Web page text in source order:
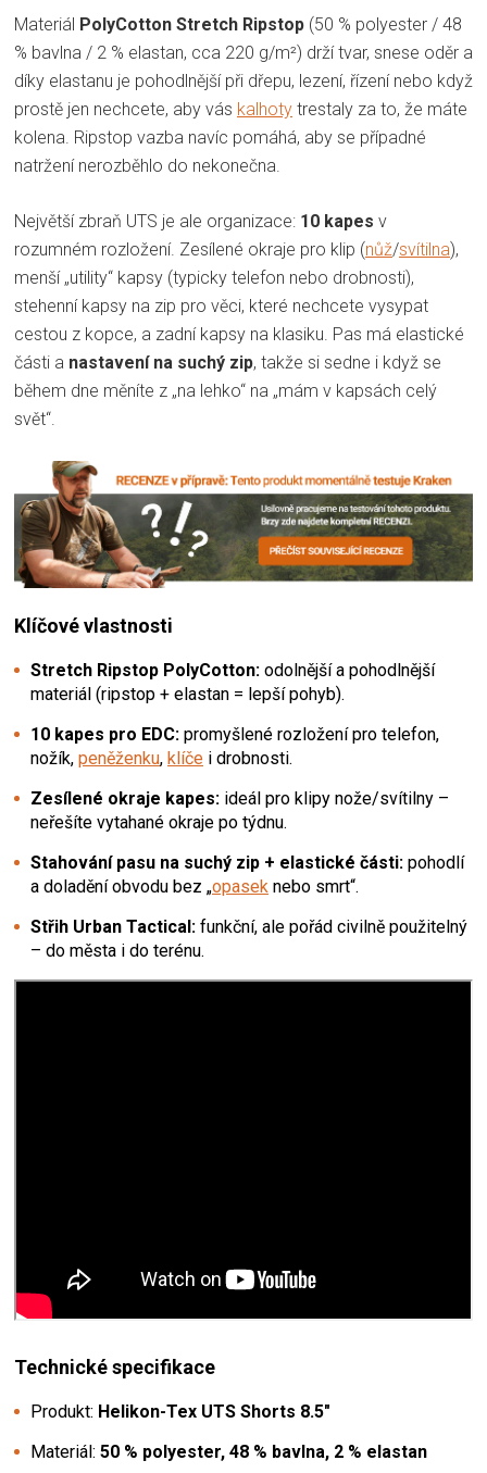
Materiál PolyCotton Stretch Ripstop (50 % polyester / 48
% bavlna / 2 % elastan, cca 220 g/m²) drží tvar, snese oděr a
díky elastanu je pohodlnější při dřepu, lezení, řízení nebo když
prostě jen nechcete, aby vás kalhoty trestaly za to, že máte
kolena. Ripstop vazba navíc pomáhá, aby se případné
natržení nerozběhlo do nekonečna.
Největší zbraň UTS je ale organizace: 10 kapes v
rozumném rozložení. Zesílené okraje pro klip (nůž/svítilna),
menší „utility“ kapsy (typicky telefon nebo drobnosti),
stehenní kapsy na zip pro věci, které nechcete vysypat
cestou z kopce, a zadní kapsy na klasiku. Pas má elastické
části a nastavení na suchý zip, takže si sedne i když se
během dne měníte z „na lehko“ na „mám v kapsách celý
svět“.
Klíčové vlastnosti
Stretch Ripstop PolyCotton: odolnější a pohodlnější
materiál (ripstop + elastan = lepší pohyb).
10 kapes pro EDC: promyšlené rozložení pro telefon,
nožík, peněženku, klíče i drobnosti.
Zesílené okraje kapes: ideál pro klipy nože/svítilny –
neřešíte vytahané okraje po týdnu.
Stahování pasu na suchý zip + elastické části: pohodlí
a doladění obvodu bez „opasek nebo smrt“.
Střih Urban Tactical: funkční, ale pořád civilně použitelný
– do města i do terénu.
Technické specifikace
Produkt: Helikon-Tex UTS Shorts 8.5"
Materiál: 50 % polyester, 48 % bavlna, 2 % elastan